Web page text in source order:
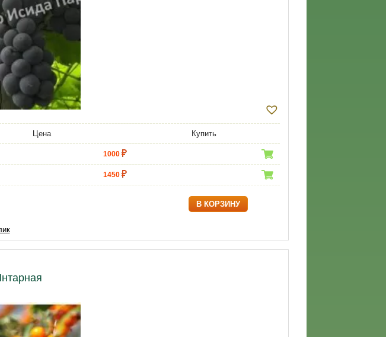
Цена Купить
1000
1450
В КОРЗИНУ